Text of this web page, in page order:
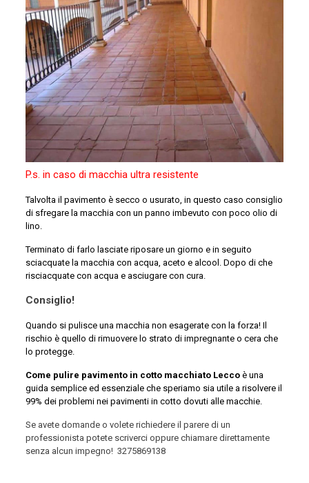
P.s. in caso di macchia ultra resistente
Talvolta il pavimento è secco o usurato, in questo caso consiglio
di sfregare la macchia con un panno imbevuto con poco olio di
lino.
Terminato di farlo lasciate riposare un giorno e in seguito
sciacquate la macchia con acqua, aceto e alcool. Dopo di che
risciacquate con acqua e asciugare con cura.
Consiglio!
Quando si pulisce una macchia non esagerate con la forza! Il
rischio è quello di rimuovere lo strato di impregnante o cera che
lo protegge.
Come pulire pavimento in cotto macchiato Lecco è una
guida semplice ed essenziale che speriamo sia utile a risolvere il
99% dei problemi nei pavimenti in cotto dovuti alle macchie.
Se avete domande o volete richiedere il parere di un
professionista potete scriverci oppure chiamare direttamente
senza alcun impegno! 3275869138